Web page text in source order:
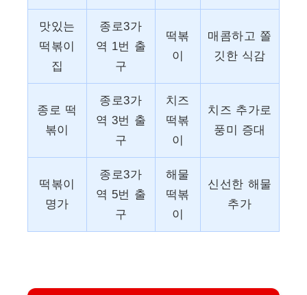
맛있는
떡볶이
집
종로3가
역 1번 출
구
떡볶
이
매콤하고 쫄
깃한 식감
종로 떡
볶이
종로3가
역 3번 출
구
치즈
떡볶
이
치즈 추가로
풍미 증대
떡볶이
명가
종로3가
역 5번 출
구
해물
떡볶
이
신선한 해물
추가